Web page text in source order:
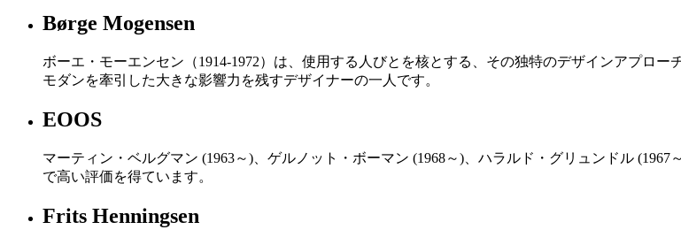
Børge Mogensen
ボーエ・モーエンセン（1914-1972）は、使用する人びとを核とする、その独特のデザインアプロ
モダンを牽引した大きな影響力を残すデザイナーの一人です。
EOOS
マーティン・ベルグマン (1963～)、ゲルノット・ボーマン (1968～)、ハラルド・グリュンドル
で高い評価を得ています。
Frits Henningsen